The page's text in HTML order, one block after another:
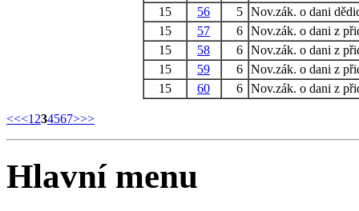
15
56 5 Nov.zák. o dani
15
57 6 Nov.zák. o dani z
15
58 6 Nov.zák. o dani z
15
59 6 Nov.zák. o dani z
15
60 6 Nov.zák. o dani z
<<<1 234567>>>
Hlavní menu